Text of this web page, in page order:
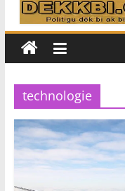
technologie